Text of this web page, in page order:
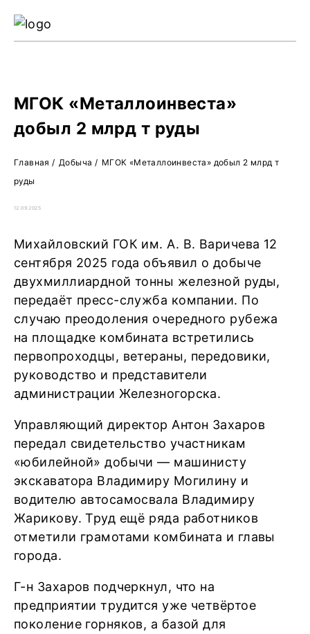
МГОК «Металлоинвеста»
добыл 2 млрд т руды
Главная / Добыча / МГОК «Металлоинвеста» добыл 2 млрд т
руды
12.09.2025
Михайловский ГОК им. А. В. Варичева 12
сентября 2025 года объявил о добыче
двухмиллиардной тонны железной руды,
передаёт пресс-служба компании. По
случаю преодоления очередного рубежа
на площадке комбината встретились
первопроходцы, ветераны, передовики,
руководство и представители
администрации Железногорска.
Управляющий директор Антон Захаров
передал свидетельство участникам
«юбилейной» добычи — машинисту
экскаватора Владимиру Могилину и
водителю автосамосвала Владимиру
Жарикову. Труд ещё ряда работников
отметили грамотами комбината и главы
города.
Г-н Захаров подчеркнул, что на
предприятии трудится уже четвёртое
поколение горняков, а базой для